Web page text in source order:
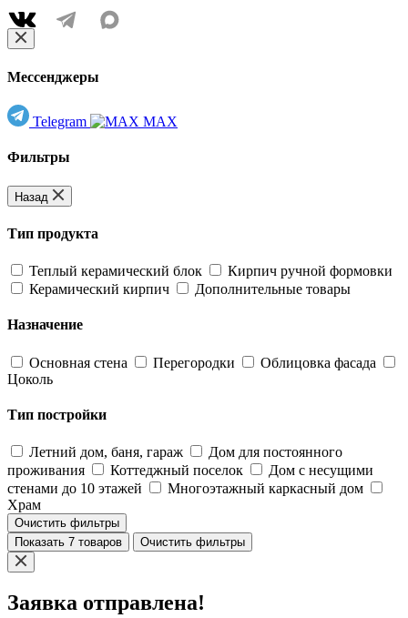
Мессенджеры
Telegram MAX
Фильтры
Назад
Тип продукта
Теплый керамический блок
Кирпич ручной формовки
Керамический кирпич
Дополнительные товары
Назначение
Основная стена Перегородки
Облицовка фасада
Цоколь
Тип постройки
Летний дом, баня, гараж
Дом для постоянного
проживания
Коттеджный поселок
Дом с несущими
стенами до 10 этажей
Многоэтажный каркасный дом
Храм
Очистить фильтры
Показать 7 товаров
Очистить фильтры
Заявка отправлена!